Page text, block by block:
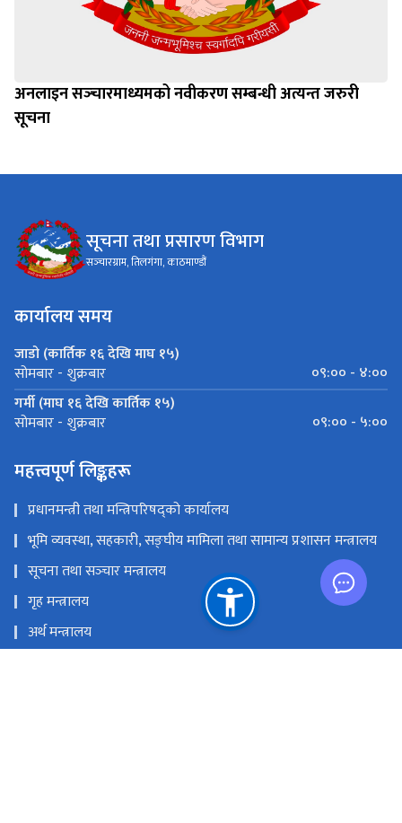
अनलाइन सञ्‍चारमाध्यमको नवीकरण सम्बन्धी अत्यन्त जरुरी
सूचना
सूचना तथा प्रसारण विभाग
सञ्‍चारग्राम, तिलगंगा, काठमाण्डौं
कार्यालय समय
जाडो (कार्तिक १६ देखि माघ १५)
सोमबार - शुक्रबार
०९:०० - ४:००
गर्मी (माघ १६ देखि कार्तिक १५)
सोमबार - शुक्रबार ०९:०० - ५:००
महत्त्वपूर्ण लिङ्कहरू
प्रधानमन्त्री तथा मन्त्रिपरिषद्को कार्यालय
भूमि व्यवस्था, सहकारी, सङ्‍घीय मामिला तथा सामान्य प्रशासन मन्त्रालय
सूचना तथा सञ्‍चार मन्त्रालय
गृह मन्त्रालय
अर्थ मन्त्रालय